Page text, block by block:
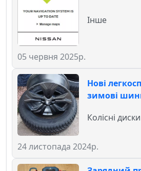
05 червня 2025р.
Інше
Нові
зимові
24 листопада 2024р.
Колісні диски